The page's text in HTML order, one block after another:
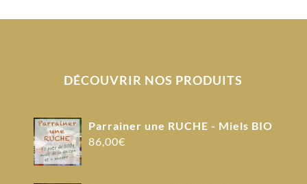
DÉCOUVRIR NOS PRODUITS
Parrainer une RUCHE - Miels BIO
86,00€